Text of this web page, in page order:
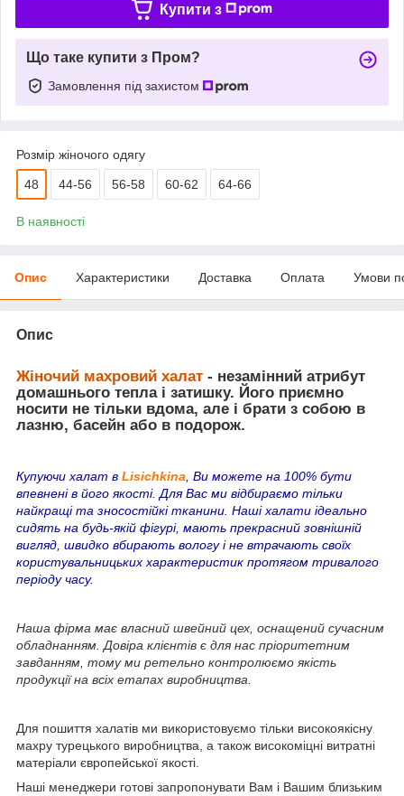
Купити з
Що таке купити з Пром?
Замовлення під захистом
Розмір жіночого одягу
48 44-56 56-58 60-62 64-66
В наявності
Опис Характеристики Доставка Оплата Умови
Опис
Жіночий махровий халат - незамінний атрибут
домашнього тепла і затишку. Його приємно
носити не тільки вдома, але і брати з собою в
лазню, басейн або в подорож.
Купуючи халат в Lisichkina, Ви можете на 100% бути
впевнені в його якості. Для Вас ми відбираємо тільки
найкращі та зносостійкі тканини. Наші халати ідеально
сидять на будь-якій фігурі, мають прекрасний зовнішній
вигляд, швидко вбирають вологу і не втрачають своїх
користувальницьких характеристик протягом тривалого
періоду часу.
Наша фірма має власний швейний цех, оснащений сучасним
обладнанням. Довіра клієнтів є для нас пріоритетним
завданням, тому ми ретельно контролюємо якість
продукції на всіх етапах виробництва.
Для пошиття халатів ми використовуємо тільки високоякісну
махру турецького виробництва, а також високоміцні витратні
матеріали європейської якості.
Наші менеджери готові запропонувати Вам і Вашим близьким